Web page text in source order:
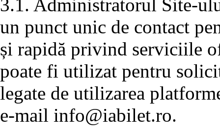
3.1. Administratorul Site-
un punct unic de contact
și rapidă privind serviciile
poate fi utilizat pentru
legate de utilizarea
e-mail info@iabilet.ro.